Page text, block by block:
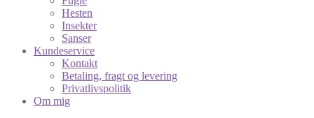
Hesten
Insekter
Sanser
Kundeservice
Kontakt
Betaling, fragt og levering
Privatlivspolitik
Om mig